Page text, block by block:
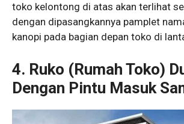
toko kelontong di atas akan terlihat
dengan dipasangkannya pamplet
kanopi pada bagian depan toko di
4. Ruko (Rumah Toko)
Dengan Pintu Masuk